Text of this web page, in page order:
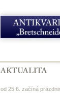
od 25.6. začíná